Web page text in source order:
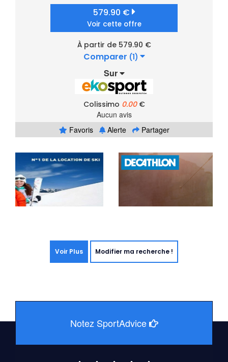
579.90 €
Voir cette offre
À partir de 579.90 €
Comparer (1)
Sur
Colissimo 0.00€
Aucun avis
Favoris
Alerte Partager
Voir Plus Modifier ma recherche !
Notez SportAdvice